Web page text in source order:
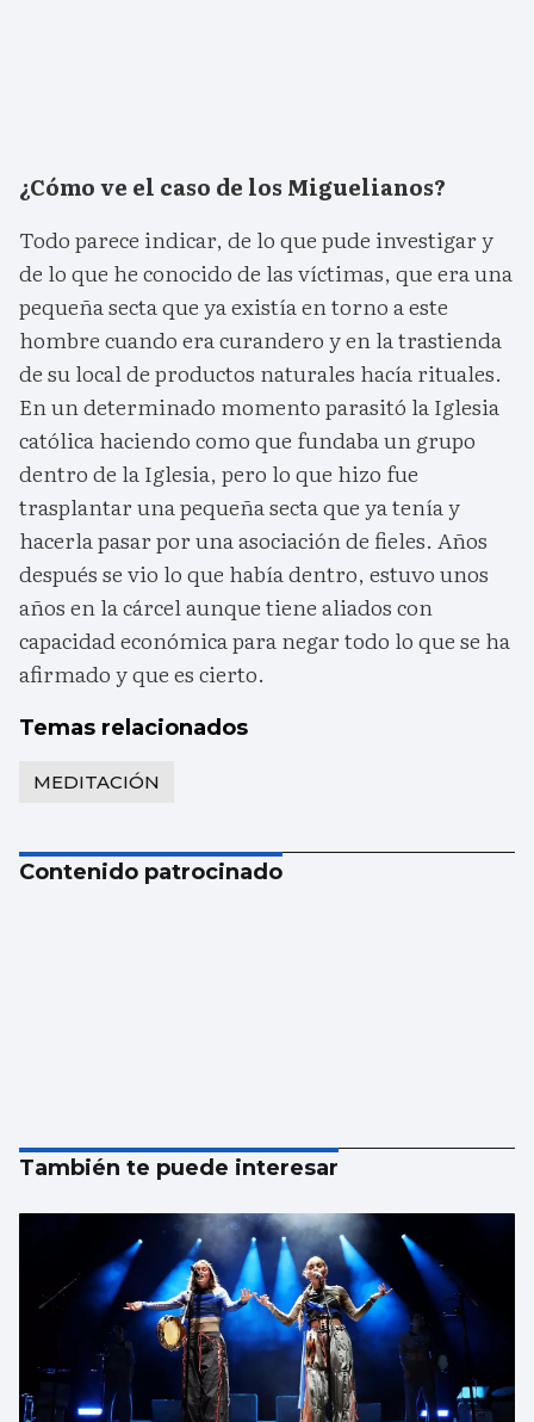
¿Cómo ve el caso de los Miguelianos?
Todo parece indicar, de lo que pude investigar y
de lo que he conocido de las víctimas, que era una
pequeña secta que ya existía en torno a este
hombre cuando era curandero y en la trastienda
de su local de productos naturales hacía rituales.
En un determinado momento parasitó la Iglesia
católica haciendo como que fundaba un grupo
dentro de la Iglesia, pero lo que hizo fue
trasplantar una pequeña secta que ya tenía y
hacerla pasar por una asociación de fieles. Años
después se vio lo que había dentro, estuvo unos
años en la cárcel aunque tiene aliados con
capacidad económica para negar todo lo que se ha
afirmado y que es cierto.
Temas relacionados
MEDITACIÓN
Contenido patrocinado
También te puede interesar